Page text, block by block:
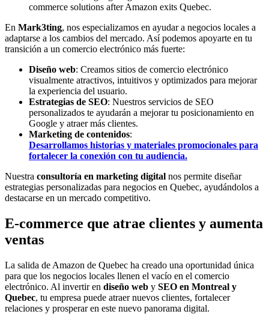
En Mark3ting, nos especializamos en ayudar a negocios locales a
adaptarse a los cambios del mercado. Así podemos apoyarte en tu
transición a un comercio electrónico más fuerte:
Diseño web: Creamos sitios de comercio electrónico
visualmente atractivos, intuitivos y optimizados para mejorar
la experiencia del usuario.
Estrategias de SEO: Nuestros servicios de SEO
personalizados te ayudarán a mejorar tu posicionamiento en
Google y atraer más clientes.
Marketing de contenidos:
Desarrollamos historias y materiales promocionales para
fortalecer la conexión con tu audiencia.
Nuestra consultoría en marketing digital nos permite diseñar
estrategias personalizadas para negocios en Quebec, ayudándolos a
destacarse en un mercado competitivo.
E-commerce que atrae clientes y aumenta
ventas
La salida de Amazon de Quebec ha creado una oportunidad única
para que los negocios locales llenen el vacío en el comercio
electrónico. Al invertir en diseño web y SEO en Montreal y
Quebec, tu empresa puede atraer nuevos clientes, fortalecer
relaciones y prosperar en este nuevo panorama digital.